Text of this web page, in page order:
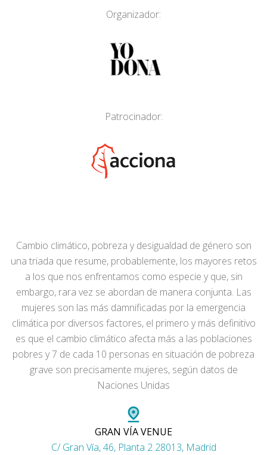
Organizador:
Patrocinador:
Cambio climático, pobreza y desigualdad de género son
una triada que resume, probablemente, los mayores retos
a los que nos enfrentamos como especie y que, sin
embargo, rara vez se abordan de manera conjunta. Las
mujeres son las más damnificadas por la emergencia
climática por diversos factores, el primero y más definitivo
es que el cambio climático afecta más a las poblaciones
pobres y 7 de cada 10 personas en situación de pobreza
grave son precisamente mujeres, según datos de
Naciones Unidas
GRAN VÍA VENUE
C/ Gran Vía, 46, Planta 2 28013, Madrid